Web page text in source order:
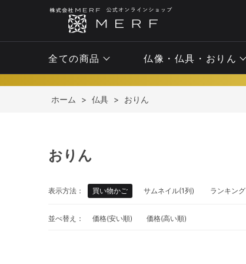
全ての商品 仏像・仏具・おりん
ホーム > 仏具 > おりん
おりん
表示方法： 買い物かご サムネイル(1列) ランキング
並べ替え： 価格(安い順) 価格(高い順)